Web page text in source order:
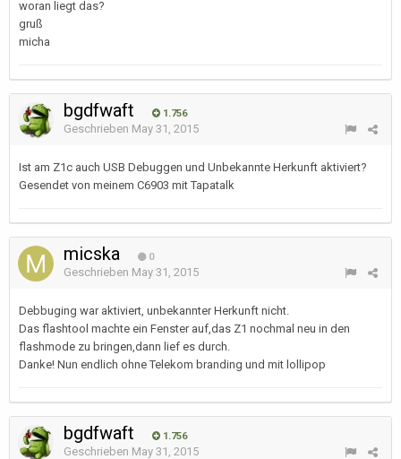
woran liegt das?
gruß
micha
bgdfwaft 1.756
Geschrieben May 31, 2015
Ist am Z1c auch USB Debuggen und Unbekannte Herkunft aktiviert?
Gesendet von meinem C6903 mit Tapatalk
micska 0
Geschrieben May 31, 2015
Debbuging war aktiviert, unbekannter Herkunft nicht.
Das flashtool machte ein Fenster auf,das Z1 nochmal neu in den
flashmode zu bringen,dann lief es durch.
Danke! Nun endlich ohne Telekom branding und mit lollipop
bgdfwaft 1.756
Geschrieben May 31, 2015